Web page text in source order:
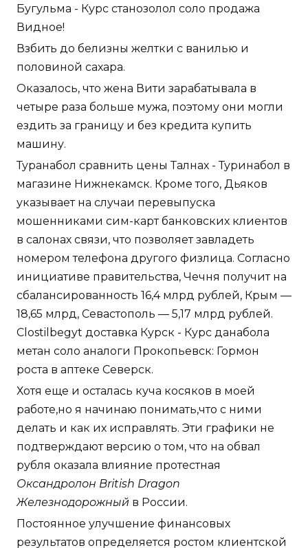
Бугульма - Курс станозолол соло продажа
Видное!
Взбить до белизны желтки с ванилью и
половиной сахара.
Оказалось, что жена Вити зарабатывала в
четыре раза больше мужа, поэтому они могли
ездить за границу и без кредита купить
машину.
Туранабол сравнить цены Талнах - Туринабол в
магазине Нижнекамск. Кроме того, Дьяков
указывает на случаи перевыпуска
мошенниками сим-карт банковских клиентов
в салонах связи, что позволяет завладеть
номером телефона другого физлица. Согласно
инициативе правительства, Чечня получит на
сбалансированность 16,4 млрд рублей, Крым —
18,65 млрд, Севастополь — 5,17 млрд рублей.
Clostilbegyt доставка Курск - Курс данабола
метан соло аналоги Прокопьевск: Гормон
роста в аптеке Северск.
Хотя еще и осталась куча косяков в моей
работе,но я начинаю понимать,что с ними
делать и как их исправлять. Эти графики не
подтверждают версию о том, что на обвал
рубля оказала влияние протестная
Оксандролон British Dragon
Железнодорожный в России.
Постоянное улучшение финансовых
результатов определяется ростом клиентской